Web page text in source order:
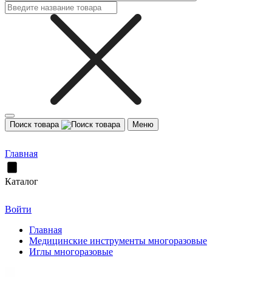
Поиск товара Меню
Главная
Каталог
Войти
Главная
Медицинские инструменты многоразовые
Иглы многоразовые